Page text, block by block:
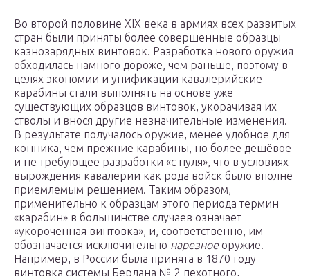
Во второй половине XIX века в армиях всех развитых
стран были приняты более совершенные образцы
казнозарядных винтовок. Разработка нового оружия
обходилась намного дороже, чем раньше, поэтому в
целях экономии и унификации кавалерийские
карабины стали выполнять на основе уже
существующих образцов винтовок, укорачивая их
стволы и внося другие незначительные изменения.
В результате получалось оружие, менее удобное для
конника, чем прежние карабины, но более дешёвое
и не требующее разработки «с нуля», что в условиях
вырождения кавалерии как рода войск было вполне
приемлемым решением. Таким образом,
применительно к образцам этого периода термин
«карабин» в большинстве случаев означает
«укороченная винтовка», и, соответственно, им
обозначается исключительно нарезноеоружие.
Например, в России была принята в 1870 году
винтовка системы Бердана № 2 пехотного,